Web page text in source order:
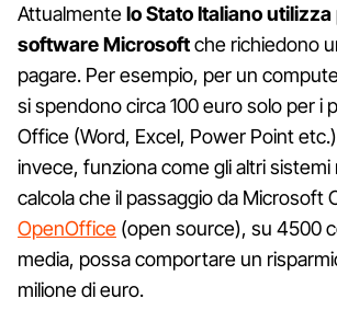
Attualmentelo Stato Italiano
software Microsoftche richiedono
pagare. Per esempio, per un
si spendono circa 100 euro solo per i
Office (Word, Excel, Power Point
invece, funziona come gli altri sistemi
calcola che il passaggio da Microsoft
OpenOffice (open source), su 4500
media, possa comportare un
milione di euro.